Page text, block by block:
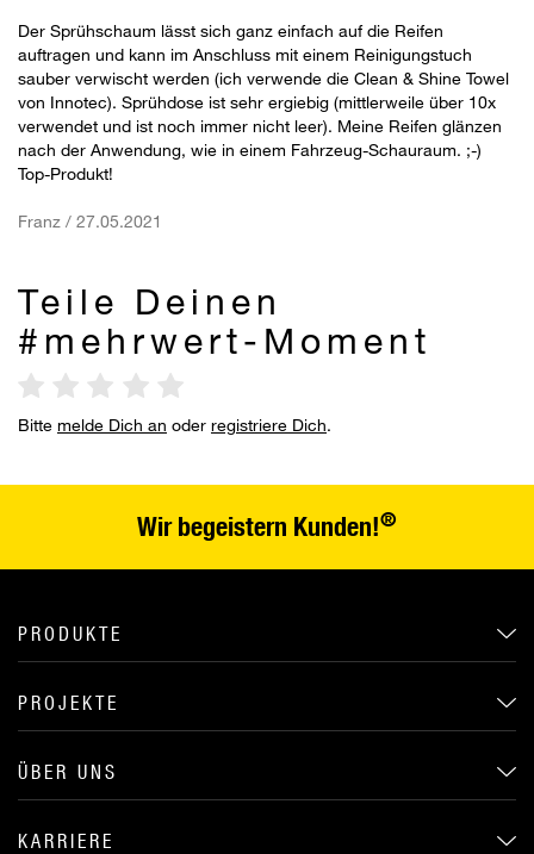
Der Sprühschaum lässt sich ganz einfach auf die Reifen
auftragen und kann im Anschluss mit einem Reinigungstuch
sauber verwischt werden (ich verwende die Clean & Shine Towel
von Innotec). Sprühdose ist sehr ergiebig (mittlerweile über 10x
verwendet und ist noch immer nicht leer). Meine Reifen glänzen
nach der Anwendung, wie in einem Fahrzeug-Schauraum. ;-)
Top-Produkt!
Franz / 27.05.2021
Teile Deinen
#mehrwert-Moment
Bitte melde Dich an oder registriere Dich.
Wir begeistern Kunden!®
PRODUKTE
PROJEKTE
ÜBER UNS
KARRIERE